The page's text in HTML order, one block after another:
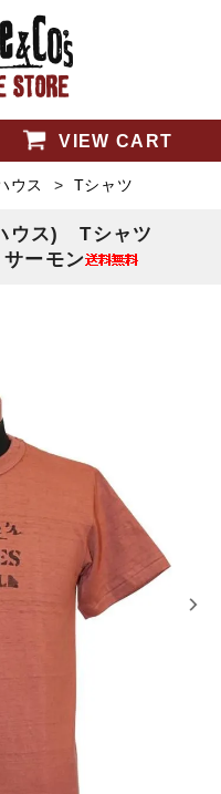
VIEW CART
ウス > Tシャツ
ウス) Tシャツ
ーモン